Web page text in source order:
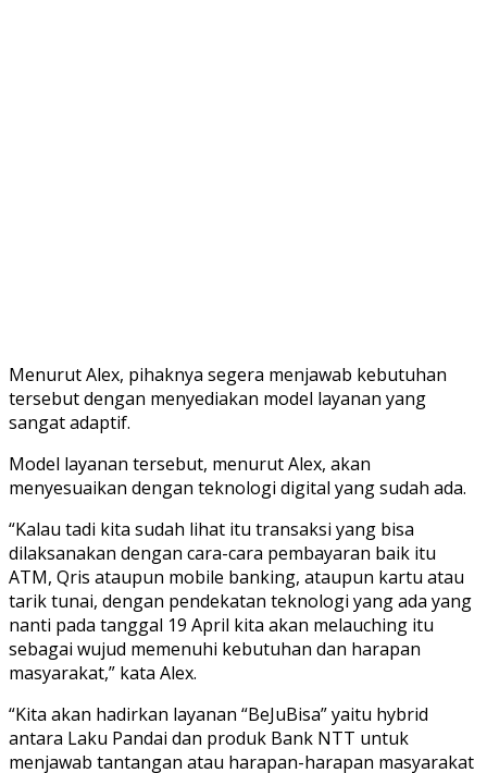
Menurut Alex, pihaknya segera menjawab kebutuhan
tersebut dengan menyediakan model layanan yang
sangat adaptif.
Model layanan tersebut, menurut Alex, akan
menyesuaikan dengan teknologi digital yang sudah ada.
“Kalau tadi kita sudah lihat itu transaksi yang bisa
dilaksanakan dengan cara-cara pembayaran baik itu
ATM, Qris ataupun mobile banking, ataupun kartu atau
tarik tunai, dengan pendekatan teknologi yang ada yang
nanti pada tanggal 19 April kita akan melauching itu
sebagai wujud memenuhi kebutuhan dan harapan
masyarakat,” kata Alex.
“Kita akan hadirkan layanan “BeJuBisa” yaitu hybrid
antara Laku Pandai dan produk Bank NTT untuk
menjawab tantangan atau harapan-harapan masyarakat